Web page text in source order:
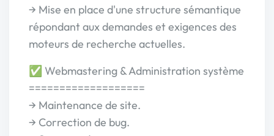
→ Mise en place d'une structure sémantique
répondant aux demandes et exigences des
moteurs de recherche actuelles.
✅ Webmastering & Administration système
===================
→ Maintenance de site.
→ Correction de bug.